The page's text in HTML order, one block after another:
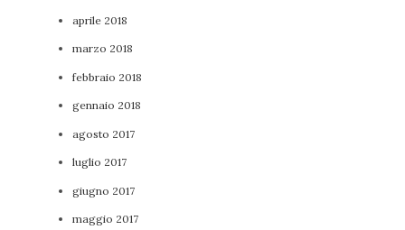
aprile 2018
marzo 2018
febbraio 2018
gennaio 2018
agosto 2017
luglio 2017
giugno 2017
maggio 2017